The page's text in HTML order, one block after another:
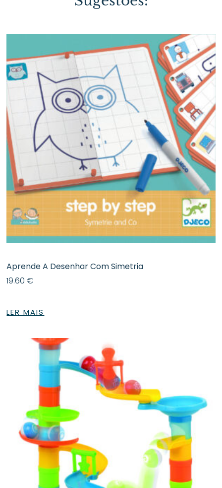
Aprende A Desenhar Com Simetria
19.60€
LER MAIS